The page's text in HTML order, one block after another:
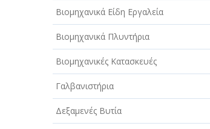
Βιομηχανικά Είδη Εργαλεία
Βιομηχανικά Πλυντήρια
Βιομηχανικές Κατασκευές
Γαλβανιστήρια
Δεξαμενές Βυτία